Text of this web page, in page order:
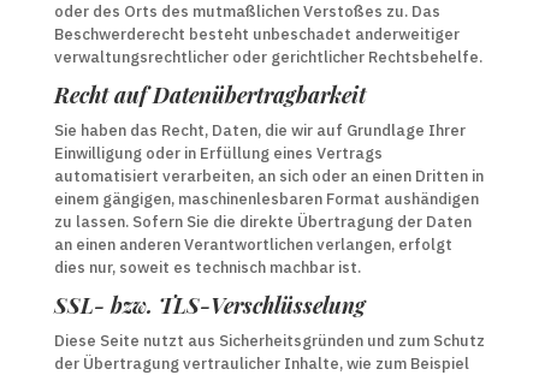
oder des Orts des mutmaßlichen Verstoßes zu. Das
Beschwerderecht besteht unbeschadet anderweitiger
verwaltungsrechtlicher oder gerichtlicher Rechtsbehelfe.
Recht auf Daten­übertrag­barkeit
Sie haben das Recht, Daten, die wir auf Grundlage Ihrer
Einwilligung oder in Erfüllung eines Vertrags
automatisiert verarbeiten, an sich oder an einen Dritten in
einem gängigen, maschinenlesbaren Format aushändigen
zu lassen. Sofern Sie die direkte Übertragung der Daten
an einen anderen Verantwortlichen verlangen, erfolgt
dies nur, soweit es technisch machbar ist.
SSL- bzw. TLS-Verschlüsselung
Diese Seite nutzt aus Sicherheitsgründen und zum Schutz
der Übertragung vertraulicher Inhalte, wie zum Beispiel